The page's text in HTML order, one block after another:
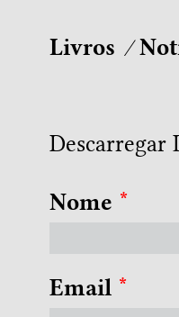
Livros
Descarregar
Nome *
Email *